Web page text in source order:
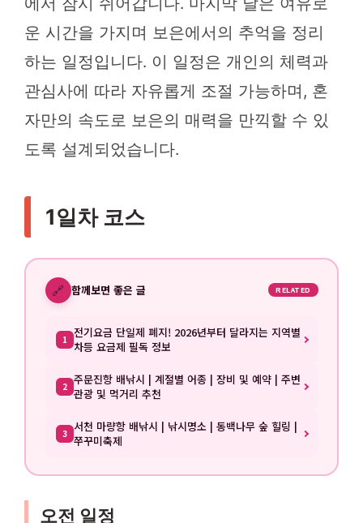
운 시간을 가지며 보은에서의 추억을 정리
하는 일정입니다. 이 일정은 개인의 체력과
관심사에 따라 자유롭게 조절 가능하며, 혼
자만의 속도로 보은의 매력을 만끽할 수 있
도록 설계되었습니다.
1일차 코스
🔗 함께보면 좋은 글 RELATED
1 전기요금 단일제 폐지! 2026년부터 달라지는 지역별
차등 요금제 필독 정보
2 주문진항 배낚시 | 계절별 어종 | 장비 및 예약 | 주변
관광 및 먹거리 추천
3 서천 마량항 배낚시 | 낚시명소 | 동백나무 숲 힐링 |
쭈꾸미축제
오전 일정